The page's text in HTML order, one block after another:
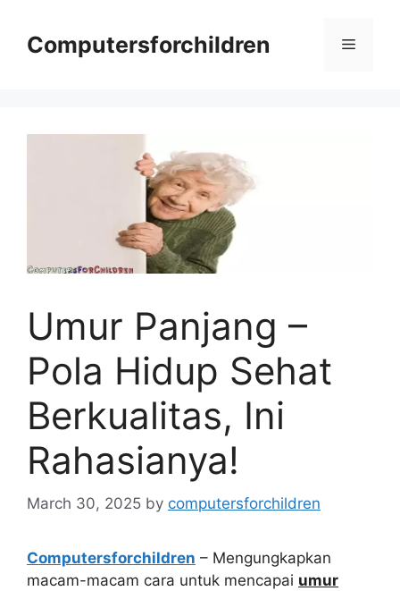
contentComputersforchildren Menu
Umur Panjang –
Pola Hidup Sehat
Berkualitas, Ini
Rahasianya!
March 30, 2025 by computersforchildren
Computersforchildren – Mengungkapkan
macam-macam cara untuk mencapai umur